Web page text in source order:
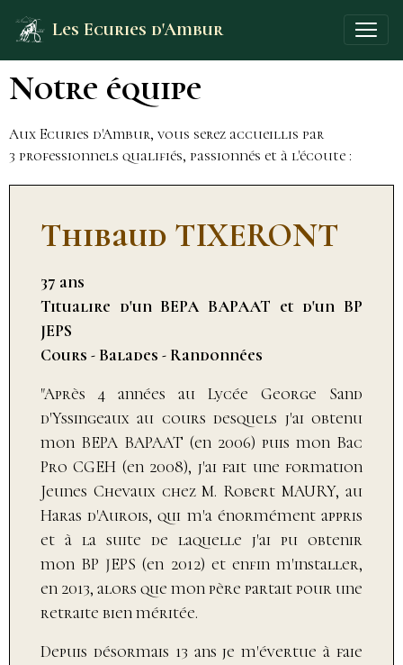
Les Ecuries d'Ambur
Notre équipe
Aux Ecuries d'Ambur, vous serez accueillis par
3 professionnels qualifiés, passionnés et à l'écoute :
Thibaud TIXERONT
37 ans
Titualire d'un BEPA BAPAAT et d'un BP
JEPS
Cours - Balades - Randonnées ​
"Après 4 années au Lycée George Sand
d'Yssingeaux au cours desquels j'ai obtenu
mon BEPA BAPAAT (en 2006) puis mon Bac
Pro CGEH (en 2008), j'ai fait une formation
Jeunes Chevaux chez M. Robert MAURY, au
Haras d'Aurois, qui m'a énormément appris
et à la suite de laquelle j'ai pu obtenir
mon BP JEPS (en 2012) et enfin m'installer,
en 2013, alors que mon père partait pour une
retraite bien méritée.
Depuis désormais 13 ans je m'évertue à faie